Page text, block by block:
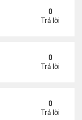
0
Trả lời
lực của ông
0
Trả lời
cãi trong thảm kịch
0
Trả lời